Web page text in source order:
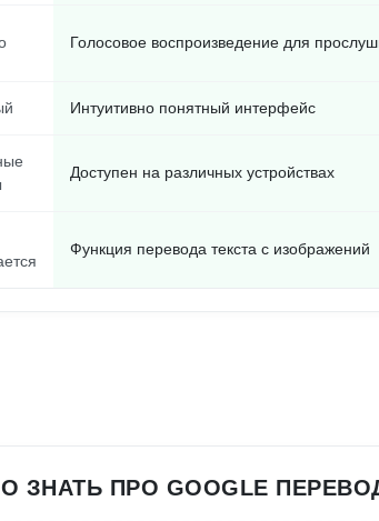
Голосовое воспроизведение для
Интуитивно понятный интерфейс
Доступен на различных устройствах
Функция перевода текста с изображений
ЗНАТЬ ПРО GOOGLE